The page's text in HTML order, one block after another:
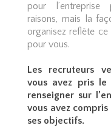
pour l’entreprise
raisons, mais la
organisez reflète
pour vous.
Les recruteurs
vous avez pris
renseigner sur
vous avez
ses objectifs.